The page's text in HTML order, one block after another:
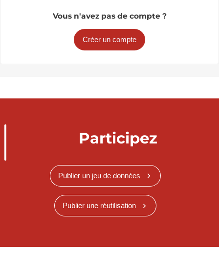
Vous n'avez pas de compte ?
Créer un compte
Participez
Publier un jeu de données
Publier une réutilisation